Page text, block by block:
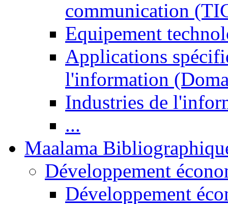
communication
Equipement
Applications
l'information
Industries de
...
Maalama
Développement
Développement